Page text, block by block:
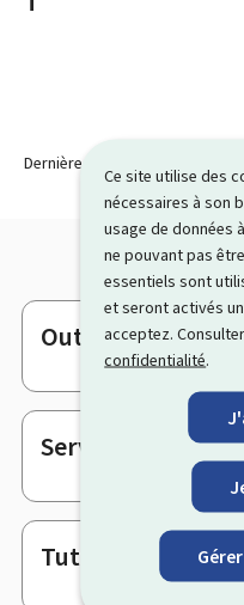
Ce site utilise des
nécessaires à son
usage de données
ne pouvant pas
essentiels sont
et seront activés
acceptez.
confidentialité.
Dernière modification le
Pied
de
page
Outils
Services en ligne
Tutoriels